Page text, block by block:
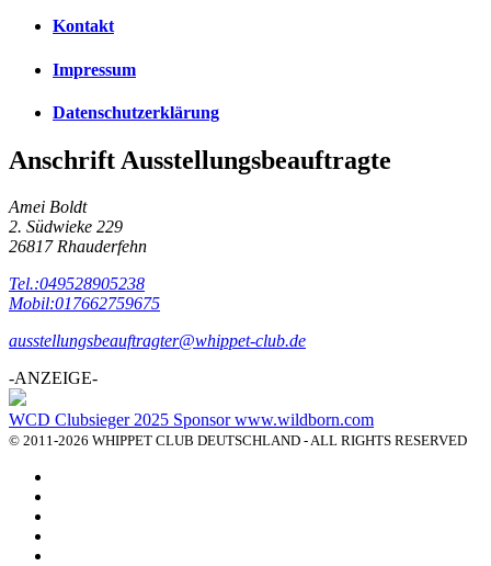
Kontakt
Impressum
Datenschutzerklärung
Anschrift Ausstellungsbeauftragte
Amei Boldt
2. Südwieke 229
26817 Rhauderfehn
Tel.:049528905238
Mobil:017662759675
ausstellungsbeauftragter@whippet-club.de
-ANZEIGE-
WCD Clubsieger 2025 Sponsor www.wildborn.com
© 2011-2026 WHIPPET CLUB DEUTSCHLAND - ALL RIGHTS RESERVED